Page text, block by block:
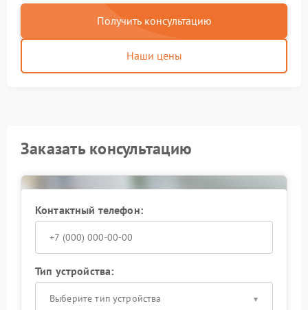
Получить консультацию
Наши цены
Заказать консультацию
Контактный телефон:
Тип устройства:
Выберите тип устройства